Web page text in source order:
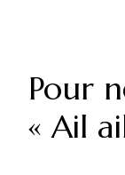
Pour
« Ail